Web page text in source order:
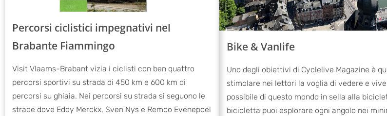
Percorsi ciclistici impegnativi nel
Brabante Fiammingo
Visit Vlaams-Brabant vizia i ciclisti con ben quattro
percorsi sportivi su strada di 450 km e 600 km di
percorsi su ghiaia. Nei percorsi su strada si seguono le
strade dove Eddy Merckx, Sven Nys e Remco Evenepoel
Bike & Vanlife
Uno degli obiettivi di Cyclelive Magazine è
stimolare nei lettori la voglia di vedere e
possibile di questo mondo in sella alla
bicicletta puoi esplorare ogni angolo nei